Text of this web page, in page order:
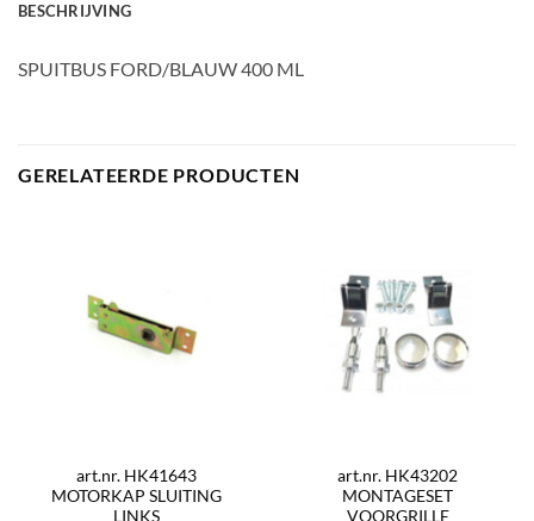
BESCHRIJVING
SPUITBUS FORD/BLAUW 400 ML
GERELATEERDE PRODUCTEN
art.nr. HK41643
MOTORKAP SLUITING
LINKS
art.nr. HK43202
MONTAGESET
VOORGRILLE